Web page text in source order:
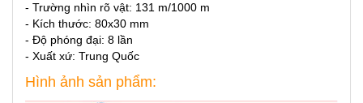
- Trường nhìn rõ vật: 131 m/1000 m
- Kích thước: 80x30 mm
- Độ phóng đại: 8 lần
- Xuất xứ: Trung Quốc
Hình ảnh sản phẩm: